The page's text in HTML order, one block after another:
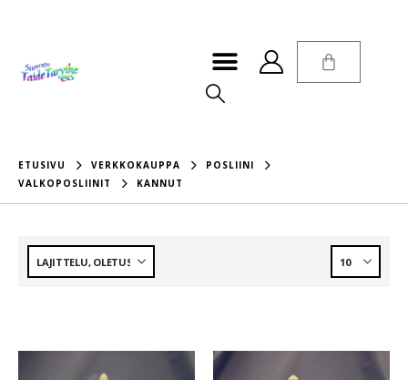
ETUSIVU VERKKOKAUPPA
POSLIINI
VALKOPOSLIINIT
KANNUT